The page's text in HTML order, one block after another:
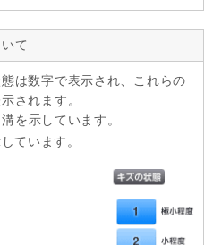
て
は数字で表示され、これらの
されます。
を示しています。
ています。